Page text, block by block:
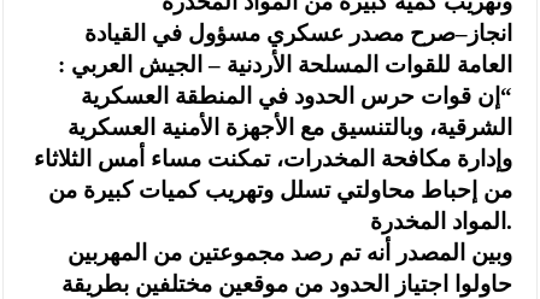
انجاز–صرح مصدر عسكري مسؤول في القيادة
العامة للقوات المسلحة الأردنية – الجيش العربي :
“إن قوات حرس الحدود في المنطقة العسكرية
الشرقية، وبالتنسيق مع الأجهزة الأمنية العسكرية
وإدارة مكافحة المخدرات، تمكنت مساء أمس الثلاثاء
من إحباط محاولتي تسلل وتهريب كميات كبيرة من
المواد المخدرة.
وبين المصدر أنه تم رصد مجموعتين من المهربين
حاولوا اجتياز الحدود من موقعين مختلفين بطريقة